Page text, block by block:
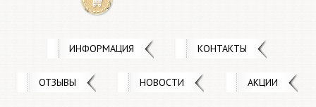
ИНФОРМАЦИЯ КОНТАКТЫ
ОТЗЫВЫ НОВОСТИ АКЦИИ